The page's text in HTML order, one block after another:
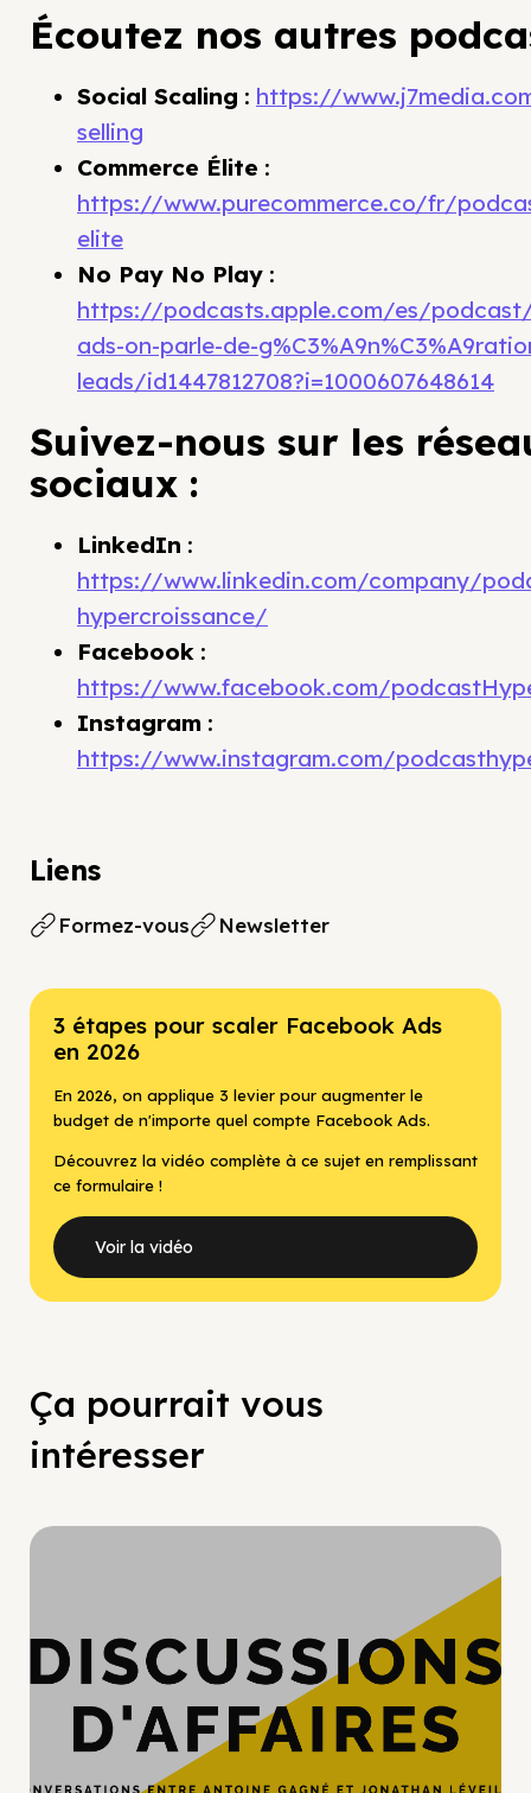
Écoutez nos autres
Social Scaling : https://
selling
Commerce Élite :
https://www.purecommerce.co/fr/
elite
No Pay No Play :
https://podcasts.apple.com/es/
ads-on-parle-de-
leads/id1447812708?i=1000607648614
Suivez-nous sur les
sociaux :
LinkedIn :
https://www.linkedin.com/company/
hypercroissance/
Facebook :
https://www.facebook.com/
Instagram :
https://www.instagram.com/
Liens
Formez-vous Newsletter
3 étapes pour scaler Facebook Ads
en 2026
En 2026, on applique 3 levier pour augmenter le
budget de n'importe quel compte Facebook Ads.
Découvrez la vidéo complète à ce sujet en remplissant
ce formulaire !
Voir la vidéo
Ça pourrait vous
intéresser